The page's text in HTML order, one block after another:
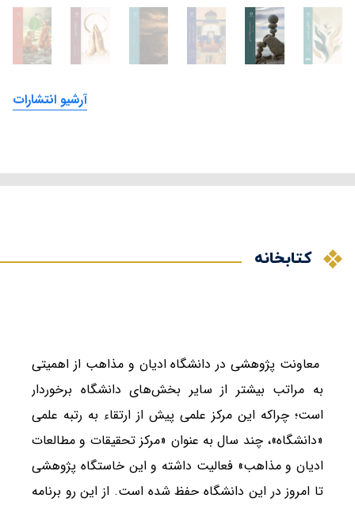
آرشیو انتشارات
کتابخانه
معاونت پژوهشی در دانشگاه ادیان و مذاهب از اهمیتی
به مراتب بیشتر از سایر بخش‌های دانشگاه برخوردار
است؛ چراکه این مرکز علمی پیش از ارتقاء به رتبه علمی
«دانشگاه»، چند سال به عنوان «مرکز تحقیقات و مطالعات
ادیان و مذاهب» فعالیت داشته و این خاستگاه پژوهشی
تا امروز در این دانشگاه حفظ شده است. از این رو برنامه